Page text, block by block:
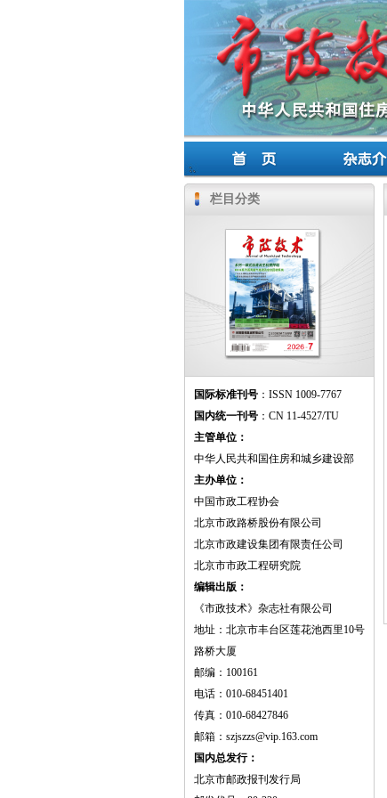
栏目分类
国际标准刊号 ：ISSN 1009-7767
国内统一刊号 ：CN 11-4527/TU
主管单位：
中华人民共和国住房和城乡建设部
主办单位：
中国市政工程协会
北京市政路桥股份有限公司
北京市政建设集团有限责任公司
北京市市政工程研究院
编辑出版：
《市政技术》杂志社有限公司
地址：北京市丰台区莲花池西里10号
路桥大厦
邮编：100161
电话：010-68451401
传真：010-68427846
邮箱：szjszzs@vip.163.com
国内总发行：
北京市邮政报刊发行局